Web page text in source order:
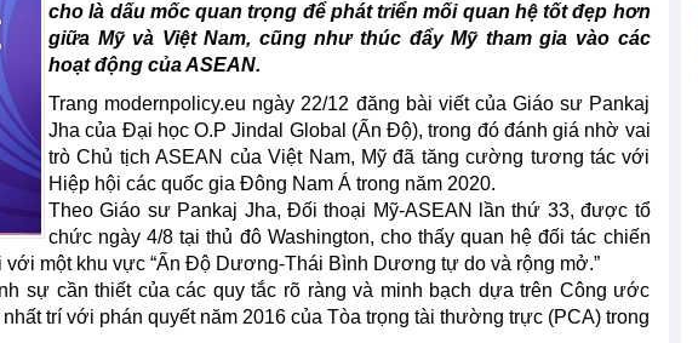
cho là dấu mốc quan trọng để phát triển mối quan hệ tốt đẹp hơn
giữa Mỹ và Việt Nam, cũng như thúc đẩy Mỹ tham gia vào các
hoạt động của ASEAN.
Trang modernpolicy.eu ngày 22/12 đăng bài viết của Giáo sư Pankaj
Jha của Đại học O.P Jindal Global (Ấn Độ), trong đó đánh giá nhờ vai
trò Chủ tịch ASEAN của Việt Nam, Mỹ đã tăng cường tương tác với
Hiệp hội các quốc gia Đông Nam Á trong năm 2020.
Theo Giáo sư Pankaj Jha, Đối thoại Mỹ-ASEAN lần thứ 33, được tổ
chức ngày 4/8 tại thủ đô Washington, cho thấy quan hệ đối tác chiến
với một khu vực “Ấn Độ Dương-Thái Bình Dương tự do và rộng mở.”
sự cần thiết của các quy tắc rõ ràng và minh bạch dựa trên Công ước
trí với phán quyết năm 2016 của Tòa trọng tài thường trực (PCA) trong